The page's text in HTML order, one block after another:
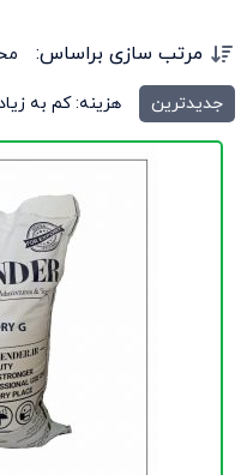
مرتب سازی براساس:
جدیدترین هزینه: کم به